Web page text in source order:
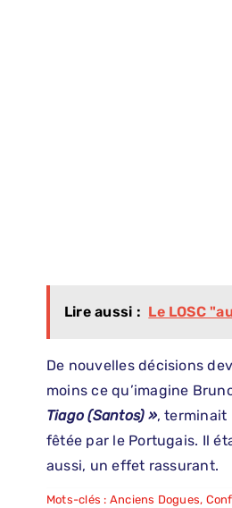
Lire aussi : Le LOSC
De nouvelles décisions
moins ce qu’imagine
Tiago (Santos) », terminait
fêtée par le Portugais. Il
aussi, un effet rassurant.
Mots-clés : Anciens Dogues,